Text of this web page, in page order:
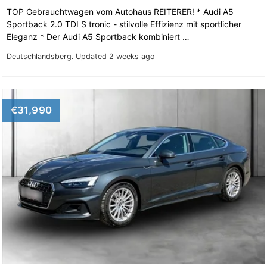
Deutschlandsberg. Updated 2 weeks ago
TOP Gebrauchtwagen vom Autohaus REITERER! * Audi A5
Sportback 2.0 TDI S tronic - stilvolle Effizienz mit sportlicher
Eleganz * Der Audi A5 Sportback kombiniert …
€31,990